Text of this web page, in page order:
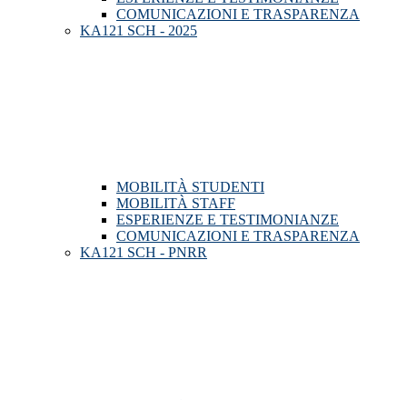
COMUNICAZIONI E TRASPARENZA
KA121 SCH - 2025
MOBILITÀ STUDENTI
MOBILITÀ STAFF
ESPERIENZE E TESTIMONIANZE
COMUNICAZIONI E TRASPARENZA
KA121 SCH - PNRR